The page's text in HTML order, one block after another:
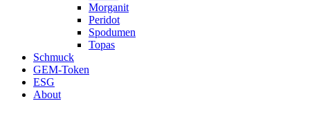
Morganit
Peridot
Spodumen
Topas
Schmuck
GEM-Token
ESG
About